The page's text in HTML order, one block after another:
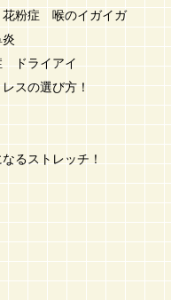
花粉症 喉のイガイガ
ドライアイ
スの選び方！
るストレッチ！